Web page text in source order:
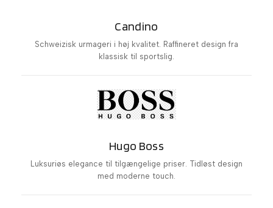
Candino
Schweizisk urmageri i høj kvalitet. Raffineret design fra
klassisk til sportslig.
Hugo Boss
Luksuriøs elegance til tilgængelige priser. Tidløst design
med moderne touch.